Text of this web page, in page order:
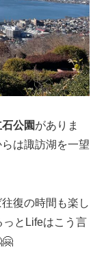
石公園がありま
は諏訪湖を一望
復の時間も楽し
っとLifeはこう言